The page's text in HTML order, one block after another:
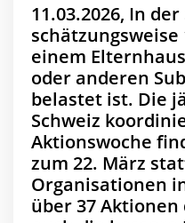
11.03.2026, In
schätzungsweise
einem
oder anderen
belastet ist. Die
Schweiz
Aktionswoche
zum 22. März
Organisationen
über 37 Aktionen